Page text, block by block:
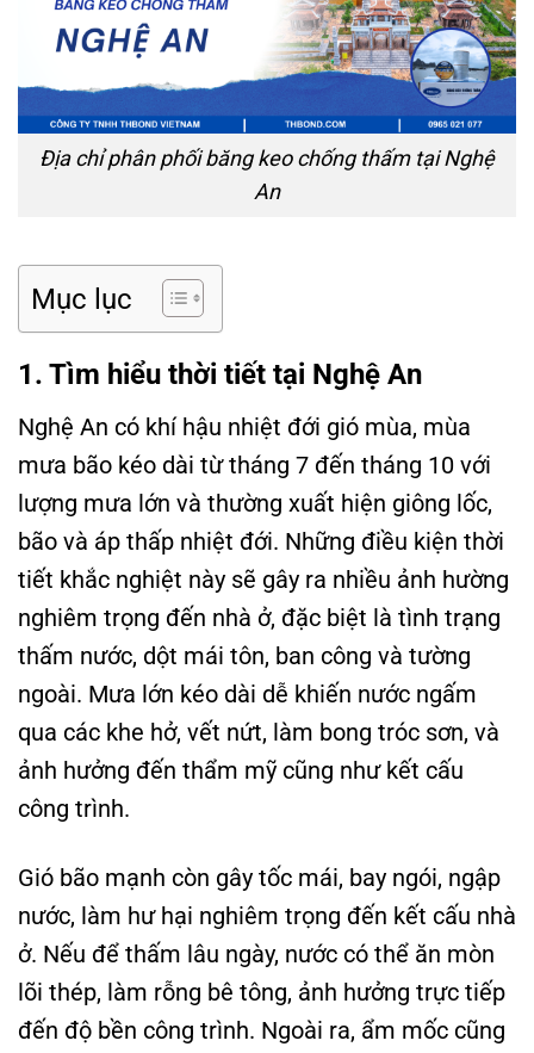
Địa chỉ phân phối băng keo chống thấm tại Nghệ
An
Mục lục
1. Tìm hiểu thời tiết tại Nghệ An
Nghệ An có khí hậu nhiệt đới gió mùa, mùa
mưa bão kéo dài từ tháng 7 đến tháng 10 với
lượng mưa lớn và thường xuất hiện giông lốc,
bão và áp thấp nhiệt đới. Những điều kiện thời
tiết khắc nghiệt này sẽ gây ra nhiều ảnh hường
nghiêm trọng đến nhà ở, đặc biệt là tình trạng
thấm nước, dột mái tôn, ban công và tường
ngoài. Mưa lớn kéo dài dễ khiến nước ngấm
qua các khe hở, vết nứt, làm bong tróc sơn, và
ảnh hưởng đến thẩm mỹ cũng như kết cấu
công trình.
Gió bão mạnh còn gây tốc mái, bay ngói, ngập
nước, làm hư hại nghiêm trọng đến kết cấu nhà
ở. Nếu để thấm lâu ngày, nước có thể ăn mòn
lõi thép, làm rỗng bê tông, ảnh hưởng trực tiếp
đến độ bền công trình. Ngoài ra, ẩm mốc cũng